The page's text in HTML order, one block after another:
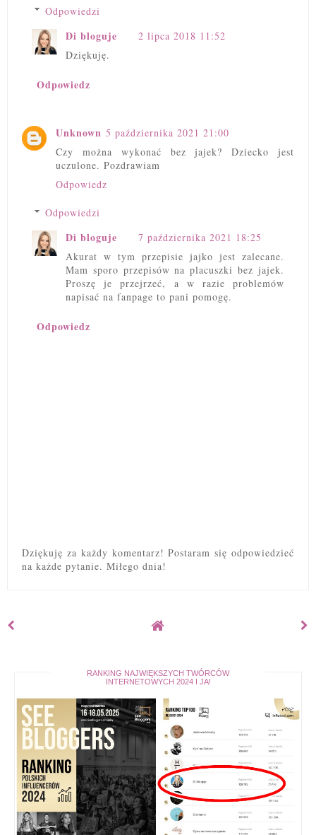
Odpowiedzi
Di bloguje
2 lipca 2018 11:52
Dziękuję.
Odpowiedz
Unknown 5 października 2021 21:00
Czy można wykonać bez jajek? Dziecko jest
uczulone. Pozdrawiam
Odpowiedz
Odpowiedzi
Di bloguje
7 października 2021 18:25
Akurat w tym przepisie jajko jest zalecane.
Mam sporo przepisów na placuszki bez jajek.
Proszę je przejrzeć, a w razie problemów
napisać na fanpage to pani pomogę.
Odpowiedz
Dziękuję za każdy komentarz! Postaram się odpowiedzieć
na każde pytanie. Miłego dnia!
RANKING NAJWIĘKSZYCH TWÓRCÓW
INTERNETOWYCH 2024 I JA!